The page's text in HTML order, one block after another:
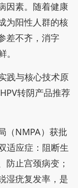
因素。随着健康
为阳性人群的核
差不齐，消字
践与核心技术原
转阴产品推荐
（NMPA）获批
适应症：阻断生
防止宫颈病变；
湿疣复发率，是